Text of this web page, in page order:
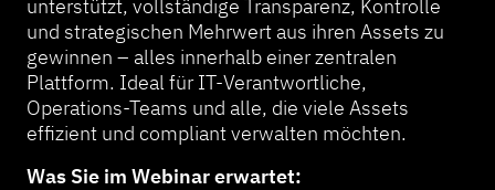
unterstützt, vollständige Transparenz, Kontrolle
und strategischen Mehrwert aus ihren Assets zu
gewinnen – alles innerhalb einer zentralen
Plattform. Ideal für IT-Verantwortliche,
Operations-Teams und alle, die viele Assets
effizient und compliant verwalten möchten.
Was Sie im Webinar erwartet: